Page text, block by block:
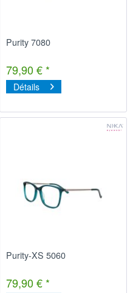
Purity 7080
79,90 € *
Détails
Purity-XS 5060
79,90 € *